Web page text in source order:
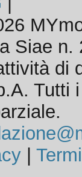
Siae n.
di
Tutti
|